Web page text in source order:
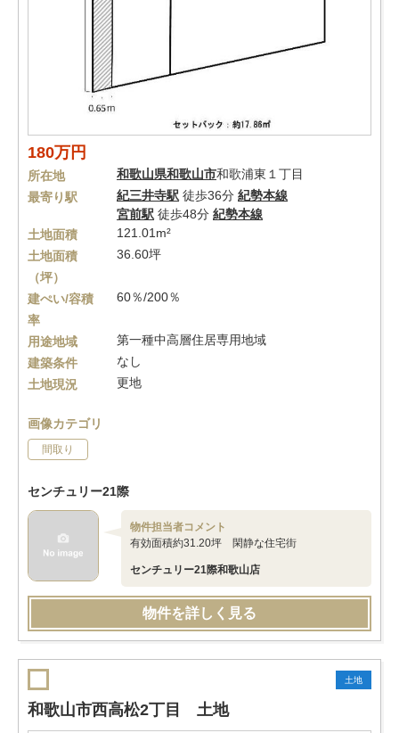
180万円
所在地 和歌山県和歌山市和歌浦東１丁目
最寄り駅
紀三井寺駅 徒歩36分 紀勢本線
宮前駅 徒歩48分 紀勢本線
土地面積
121.01m²
土地面積
（坪）
36.60坪
建ぺい/容積
率
60％/200％
用途地域
第一種中高層住居専用地域
建築条件
なし
土地現況
更地
画像カテゴリ
間取り
センチュリー21際
物件担当者コメント
有効面積約31.20坪 閑静な住宅街
センチュリー21際和歌山店
物件を詳しく見る
土地
和歌山市西高松2丁目 土地